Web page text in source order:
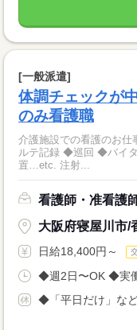
[一般派遣]
体調チェックが
のみ看護職
介護施設での看護のお仕事です。 具体的には… ◆
ルテ記録 ◆巡回 ◆バイ
置…etc. 注射...
看護師・准看護
大阪府寝屋川市/
日給18,400円～
◆週2日〜OK ◆実
◆「平日だけ」な